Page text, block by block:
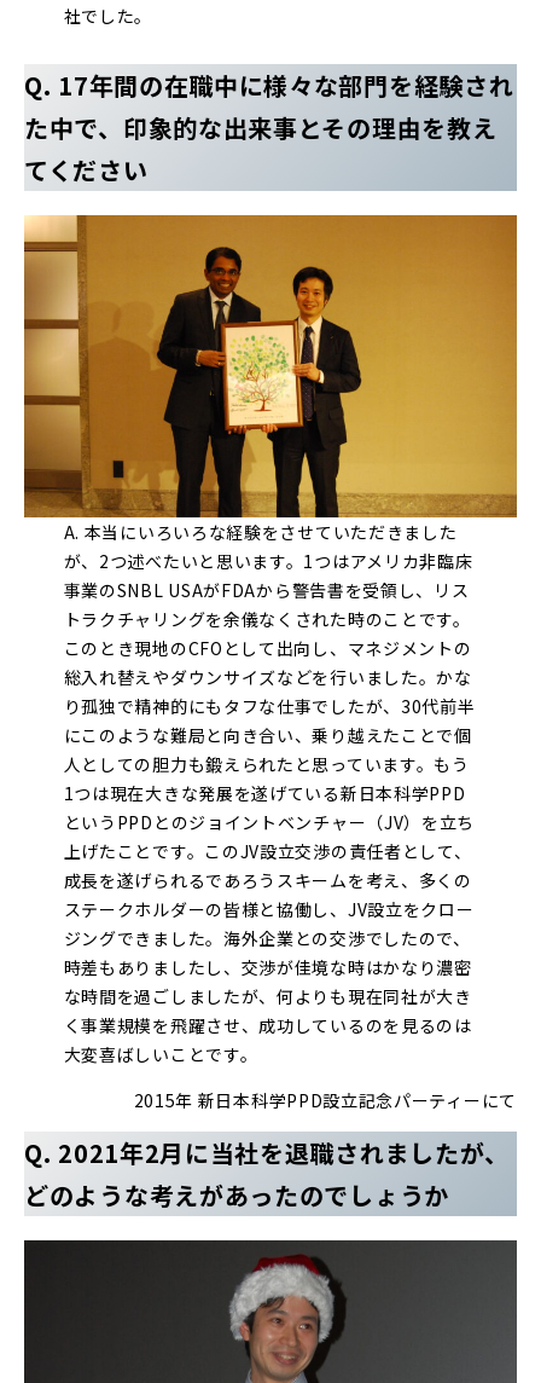
社でした。
Q. 17年間の在職中に様々な部門を経験され
た中で、印象的な出来事とその理由を教え
てください
A. 本当にいろいろな経験をさせていただきました
が、2つ述べたいと思います。1つはアメリカ非臨床
事業のSNBL USAがFDAから警告書を受領し、リス
トラクチャリングを余儀なくされた時のことです。
このとき現地のCFOとして出向し、マネジメントの
総入れ替えやダウンサイズなどを行いました。かな
り孤独で精神的にもタフな仕事でしたが、30代前半
にこのような難局と向き合い、乗り越えたことで個
人としての胆力も鍛えられたと思っています。もう
1つは現在大きな発展を遂げている新日本科学PPD
というPPDとのジョイントベンチャー（JV）を立ち
上げたことです。このJV設立交渉の責任者として、
成長を遂げられるであろうスキームを考え、多くの
ステークホルダーの皆様と協働し、JV設立をクロー
ジングできました。海外企業との交渉でしたので、
時差もありましたし、交渉が佳境な時はかなり濃密
な時間を過ごしましたが、何よりも現在同社が大き
く事業規模を飛躍させ、成功しているのを見るのは
大変喜ばしいことです。
2015年 新日本科学PPD設立記念パーティーにて
Q. 2021年2月に当社を退職されましたが、
どのような考えがあったのでしょうか